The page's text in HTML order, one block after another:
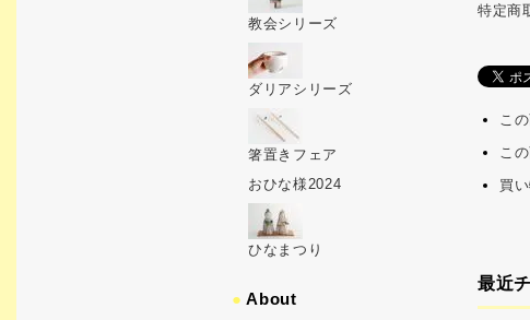
特定商
こ
こ
買
最近
教会シリーズ
ダリアシリーズ
箸置きフェア
おひな様2024
ひなまつり
●About